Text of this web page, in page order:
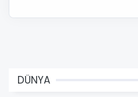
DÜNYA